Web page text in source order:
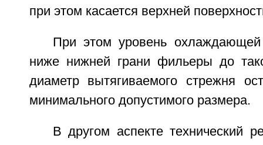
при этом касается верхней
При этом уровень охлаждающей
ниже нижней грани фильеры до
диаметр вытягиваемого стрежня
минимального допустимого размера.
В другом аспекте технический